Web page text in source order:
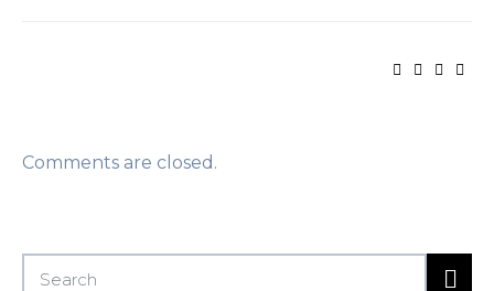
Comments are closed.